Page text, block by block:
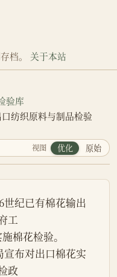
档。 关于本站
验库
纺织原料与制品检验
视图 优化 原始
工
棉花检验。
政